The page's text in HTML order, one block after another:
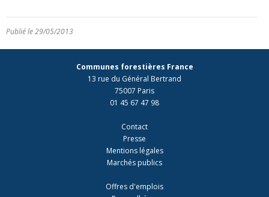
Publié le 29/05/2013
Communes forestières France
13 rue du Général Bertrand
75007 Paris
01 45 67 47 98
Contact
Presse
Mentions légales
Marchés publics
Offres d'emplois